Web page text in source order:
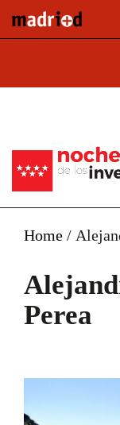
Home /
Perea